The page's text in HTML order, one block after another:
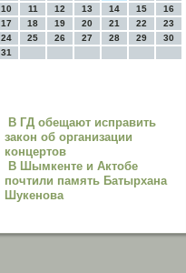
10
11 12 13 14 15
16
17
18 19 20 21 22
23
24
25 26 27 28 29
30
31
В ГД обещают исправить
закон об организации
концертов
В Шымкенте и Актобе
почтили память Батырхана
Шукенова